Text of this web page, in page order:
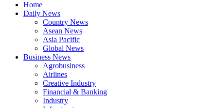
Home
Daily News
Country News
Asean News
Asia Pacific
Global News
Business News
Agrobusiness
Airlines
Creative Industry
Financial & Banking
Industry